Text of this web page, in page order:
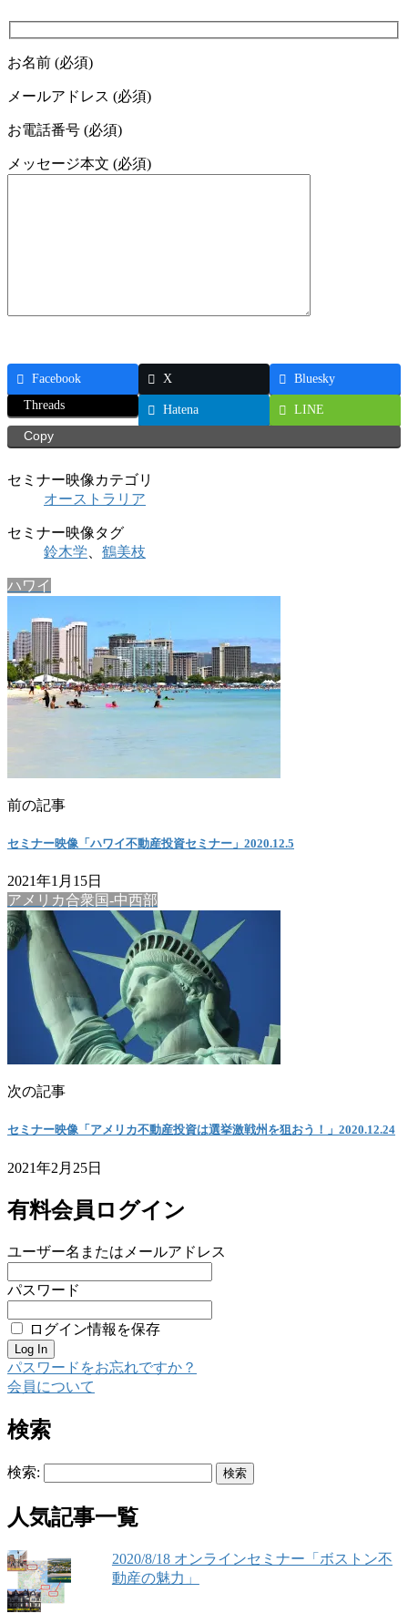
お名前 (必須)
メールアドレス (必須)
お電話番号 (必須)
メッセージ本文 (必須)
Facebook X
Bluesky
Threads
Hatena
LINE
Copy
セミナー映像カテゴリ
オーストラリア
セミナー映像タグ
鈴木学
鶴美枝
ハワイ
前の記事
セミナー映像「ハワイ不動産投資セミナー」2020.12.5
2021年1月15日
アメリカ合衆国-中西部
次の記事
セミナー映像「アメリカ不動産投資は選挙激戦州を狙おう！」2020.12.24
2021年2月25日
有料会員ログイン
ユーザー名またはメールアドレス
パスワード
ログイン情報を保存
パスワードをお忘れですか？
会員について
検索
検索:
人気記事一覧
2020/8/18 オンラインセミナー「ボストン不
動産の魅力」